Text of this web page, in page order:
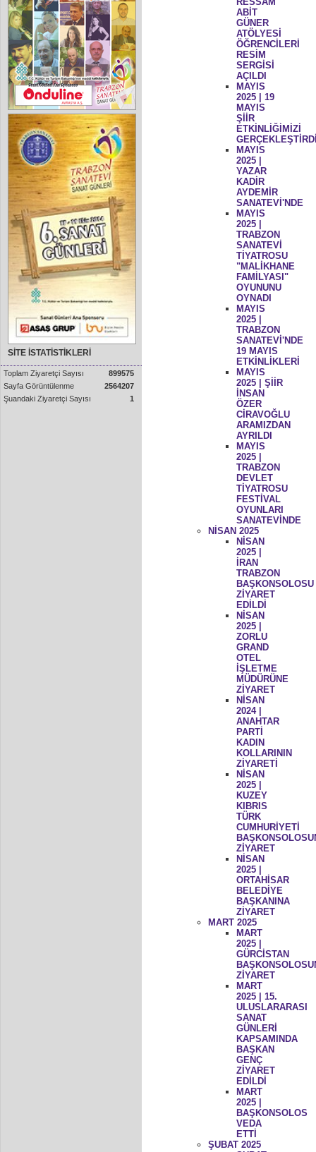
SİTE İSTATİSTİKLERİ
Toplam Ziyaretçi Sayısı
899575
Sayfa Görüntülenme
2564207
Şuandaki Ziyaretçi Sayısı
1
ABİT
GÜNER
ATÖLYESİ
ÖĞRENCİLERİ
RESİM
SERGİSİ
AÇILDI
MAYIS
2025 | 19
MAYIS
ŞİİR
ETKİNLİĞİMİZİ
MAYIS
2025 |
YAZAR
KADİR
AYDEMİR
SANATEVİ'NDE
MAYIS
2025 |
TRABZON
SANATEVİ
TİYATROSU
"MALİKHANE
FAMİLYASI"
OYUNUNU
OYNADI
MAYIS
2025 |
TRABZON
SANATEVİ'NDE
19 MAYIS
ETKİNLİKLERİ
MAYIS
2025 | ŞİİR
İNSAN
ÖZER
CİRAVOĞLU
ARAMIZDAN
AYRILDI
MAYIS
2025 |
TRABZON
DEVLET
TİYATROSU
FESTİVAL
OYUNLARI
SANATEVİNDE
NİSAN 2025
NİSAN
2025 |
İRAN
TRABZON
BAŞKONSOLOSU
ZİYARET
EDİLDİ
NİSAN
2025 |
ZORLU
GRAND
OTEL
İŞLETME
MÜDÜRÜNE
ZİYARET
NİSAN
2024 |
ANAHTAR
PARTİ
KADIN
KOLLARININ
ZİYARETİ
NİSAN
2025 |
KUZEY
KIBRIS
TÜRK
CUMHURİYETİ
ZİYARET
NİSAN
2025 |
ORTAHİSAR
BELEDİYE
BAŞKANINA
ZİYARET
MART 2025
MART
2025 |
GÜRCİSTAN
ZİYARET
MART
2025 | 15.
ULUSLARARASI
SANAT
GÜNLERİ
KAPSAMINDA
BAŞKAN
GENÇ
ZİYARET
EDİLDİ
MART
2025 |
BAŞKONSOLOS
VEDA
ETTİ
ŞUBAT 2025